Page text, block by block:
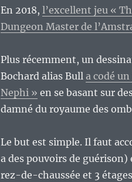
En 2018, l’excellent jeu «
Dungeon Master de
Plus récemment, un
Bochard alias Bull a codé
Nephi » en se basant sur
damné du royaume des
Le but est simple. Il faut
a des pouvoirs de
rez-de-chaussée et 3